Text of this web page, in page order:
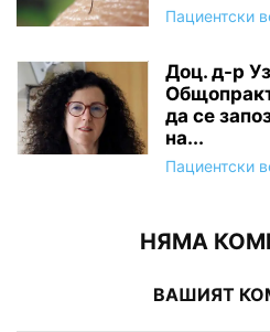
Пациентски
Доц. д-р
да се
на...
Пациентски
НЯМА
ВАШИЯТ